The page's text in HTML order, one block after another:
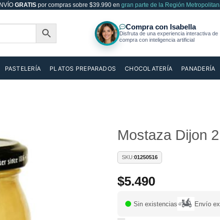
GRATISpor compras sobre $39.990 en gran parte de la Región
PASTELERÍA PLATOS PREPARADOS CHOCOLATERÍA PANADERÍA
Mostaza Dijon
SKU:01250516
$5.490
Sin existencias Envío